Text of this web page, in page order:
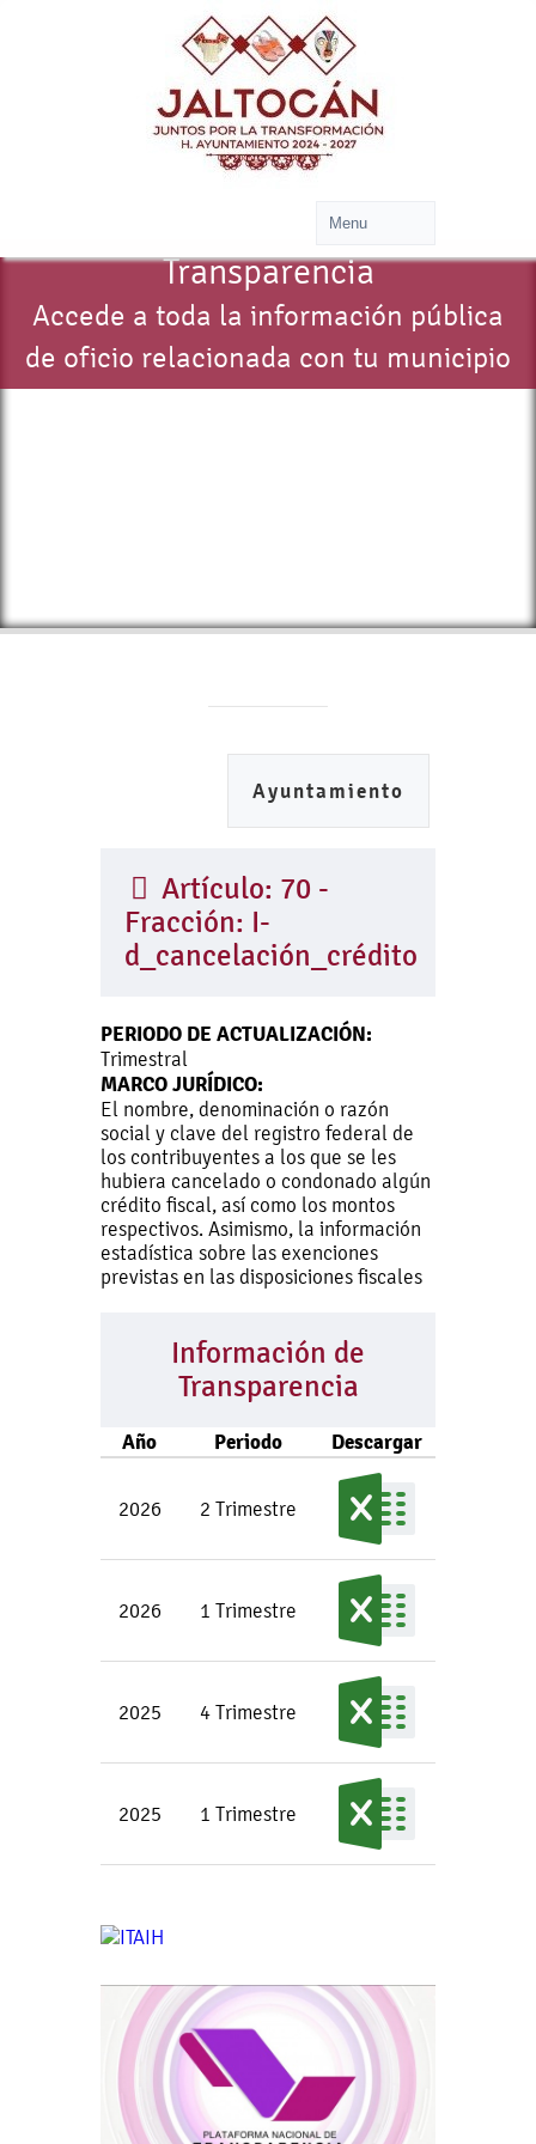
Transparencia
Accede a toda la información pública
de oficio relacionada con tu municipio
Ayuntamiento
Artículo: 70 -
Fracción: I-
d_cancelación_crédito
PERIODO DE ACTUALIZACIÓN:
Trimestral
MARCO JURÍDICO:
El nombre, denominación o razón
social y clave del registro federal de
los contribuyentes a los que se les
hubiera cancelado o condonado algún
crédito fiscal, así como los montos
respectivos. Asimismo, la información
estadística sobre las exenciones
previstas en las disposiciones fiscales
Información de
Transparencia
Año Periodo Descargar
2026 2 Trimestre
2026 1 Trimestre
2025 4 Trimestre
2025 1 Trimestre